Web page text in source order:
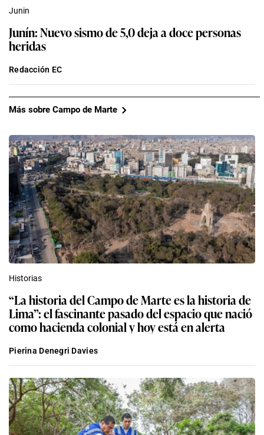
Junin
Junín: Nuevo sismo de 5,0 deja a doce personas
heridas
Redacción EC
Más sobre Campo de Marte
Historias
“La historia del Campo de Marte es la historia de
Lima”: el fascinante pasado del espacio que nació
como hacienda colonial y hoy está en alerta
Pierina Denegri Davies